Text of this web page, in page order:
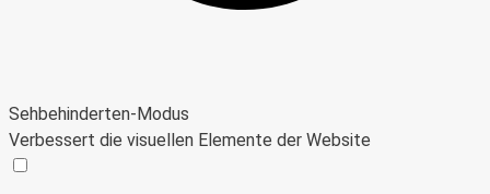
Sehbehinderten-Modus
Verbessert die visuellen Elemente der Website